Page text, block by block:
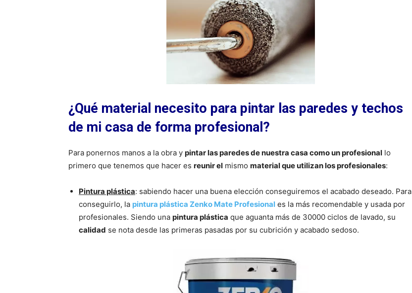
¿Qué material necesito para pintar las paredes y techos
de mi casa de forma profesional?
Para ponernos manos a la obra y pintar las paredes de nuestra casa como un profesional lo
primero que tenemos que hacer es reunir el mismo material que utilizan los profesionales:
Pintura plástica: sabiendo hacer una buena elección conseguiremos el acabado deseado. Para
conseguirlo, la pintura plástica Zenko Mate Profesional es la más recomendable y usada por
profesionales. Siendo una pintura plástica que aguanta más de 30000 ciclos de lavado, su
calidad se nota desde las primeras pasadas por su cubrición y acabado sedoso.